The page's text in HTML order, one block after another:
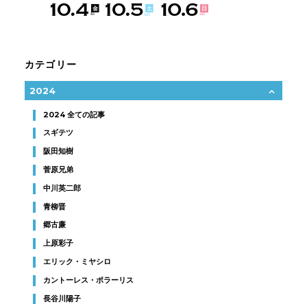
カテゴリー
2024
2024 全ての記事
スギテツ
阪田知樹
菅原兄弟
中川英二郎
青柳晋
郷古廉
上原彩子
エリック・ミヤシロ
カントーレス・ポラーリス
長谷川陽子